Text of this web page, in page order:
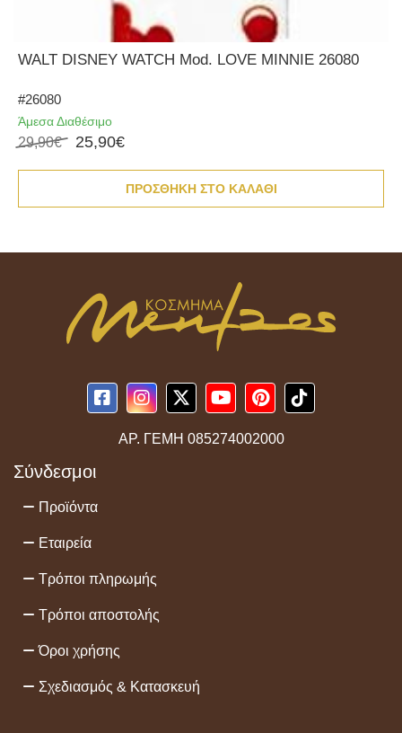
WALT DISNEY WATCH Mod. LOVE MINNIE 26080
#26080
Άμεσα Διαθέσιμο
29,90€ 25,90€
ΠΡΟΣΘΗΚΗ ΣΤΟ ΚΑΛΑΘΙ
ΑΡ. ΓΕΜΗ 085274002000
Σύνδεσμοι
Προϊόντα
Εταιρεία
Τρόποι πληρωμής
Τρόποι αποστολής
Όροι χρήσης
Σχεδιασμός & Κατασκευή